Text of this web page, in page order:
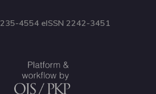
4554 eISSN 2242-3451